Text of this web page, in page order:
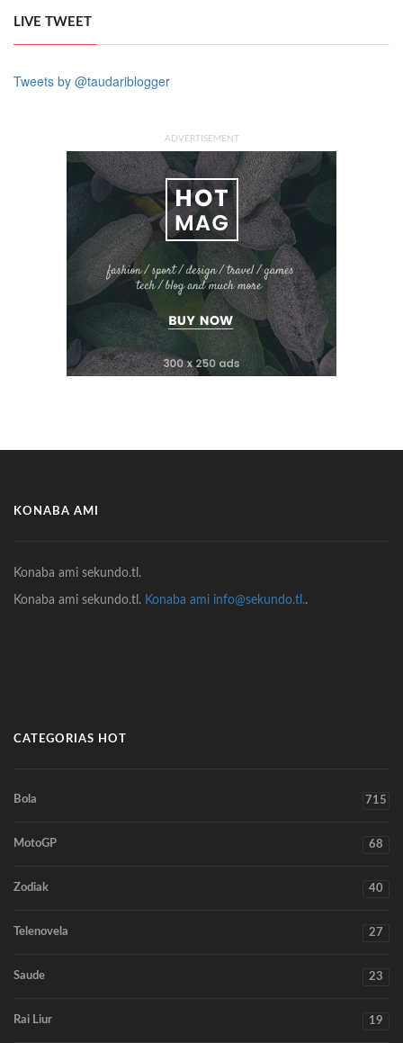
LIVE TWEET
Tweets by @taudariblogger
ADVERTISEMENT
KONABA AMI
Konaba ami sekundo.tl.
Konaba ami sekundo.tl. Konaba ami info@sekundo.tl..
CATEGORIAS HOT
Bola 715
MotoGP 68
Zodiak 40
Telenovela 27
Saude 23
Rai Liur 19